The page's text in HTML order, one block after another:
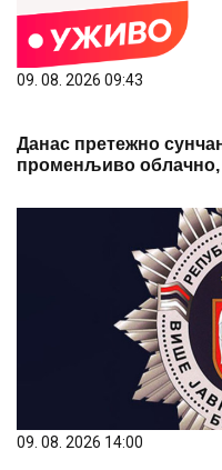
09. 08. 2026 09:43
Данас претежно
променљиво облачно,
09. 08. 2026 14:00